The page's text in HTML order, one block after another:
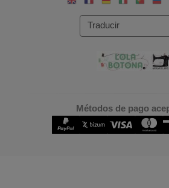
Métodos de pago